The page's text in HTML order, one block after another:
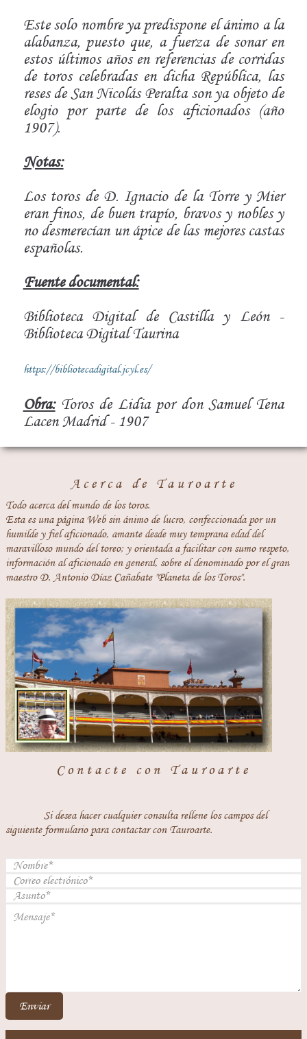
Este solo nombre ya predispone el ánimo a la
alabanza, puesto que, a fuerza de sonar en
estos últimos años en referencias de corridas
de toros celebradas en dicha República, las
reses de San Nicolás Peralta son ya objeto de
elogio por parte de los aficionados (año
1907).
Notas:
Los toros de D. Ignacio de la Torre y Mier
eran finos, de buen trapío, bravos y nobles y
no desmerecían un ápice de las mejores castas
españolas.
Fuente documental:
Biblioteca Digital de Castilla y León -
Biblioteca Digital Taurina
https://bibliotecadigital.jcyl.es/
Obra:Toros de Lidia por don Samuel Tena
Lacen Madrid - 1907
Acerca de Tauroarte
Todo acerca del mundo de los toros.
Esta es una página Web sin ánimo de lucro, confeccionada por un
humilde y fiel aficionado, amante desde muy temprana edad del
maravilloso mundo del toreo; y orientada a facilitar con sumo respeto,
información al aficionado en general, sobre el denominado por el gran
maestro D. Antonio Díaz Cañabate "Planeta de los Toros".
Contacte con Tauroarte
Si desea hacer cualquier consulta rellene los campos del
siguiente formulario para contactar con Tauroarte.
Enviar